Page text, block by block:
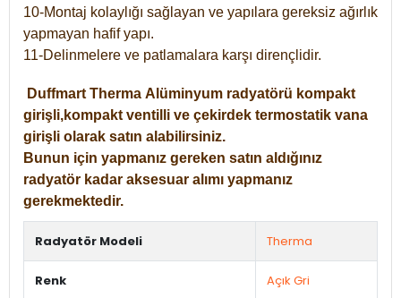
10-Montaj kolaylığı sağlayan ve yapılara gereksiz ağırlık
yapmayan hafif yapı.
11-Delinmelere ve patlamalara karşı dirençlidir.
Duffmart Therma Alüminyum radyatörü kompakt
girişli,kompakt ventilli ve çekirdek termostatik vana
girişli olarak satın alabilirsiniz.
Bunun için yapmanız gereken satın aldığınız
radyatör kadar aksesuar alımı yapmanız
gerekmektedir.
Radyatör Modeli Therma
Renk Açık Gri